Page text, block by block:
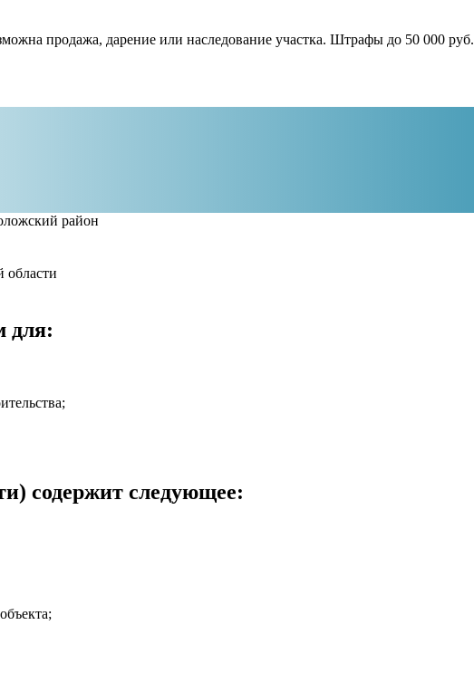
продажа, дарение или наследование участка. Штрафы до 50 000 руб.
район
области
для:
содержит следующее: